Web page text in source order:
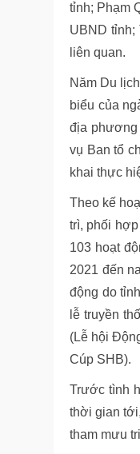
tỉnh; Phạm
UBND tỉnh;
liên quan.
Năm Du
biểu của
địa phương
vụ Ban tổ
khai thực
Theo kế
trì, phối
103 hoạt
2021 đến
động do
lễ truyền
(Lễ hội
Cúp SHB).
Trước tình
thời gian
tham mưu